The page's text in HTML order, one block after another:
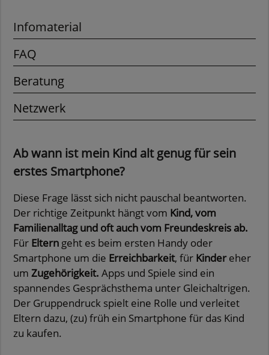
Infomaterial
FAQ
Beratung
Netzwerk
Ab wann ist mein Kind alt genug für sein
erstes Smartphone?
Diese Frage lässt sich nicht pauschal beantworten.
Der richtige Zeitpunkt hängt vom Kind, vom
Familienalltag und oft auch vom Freundeskreis ab.
Für Eltern geht es beim ersten Handy oder
Smartphone um die Erreichbarkeit, für Kindereher
um Zugehörigkeit. Apps und Spiele sind ein
spannendes Gesprächsthema unter Gleichaltrigen.
Der Gruppendruck spielt eine Rolle und verleitet
Eltern dazu, (zu) früh ein Smartphone für das Kind
zu kaufen.